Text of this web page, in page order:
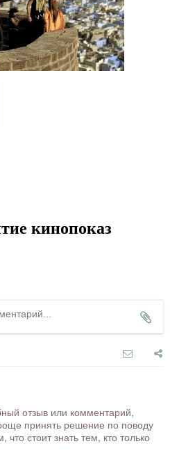
кинопоказ
отзыв или комментарий,
принять решение по поводу
стоит знать тем, кто только